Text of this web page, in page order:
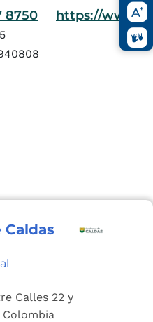
8750 https://
Calles 22 y
Colombia